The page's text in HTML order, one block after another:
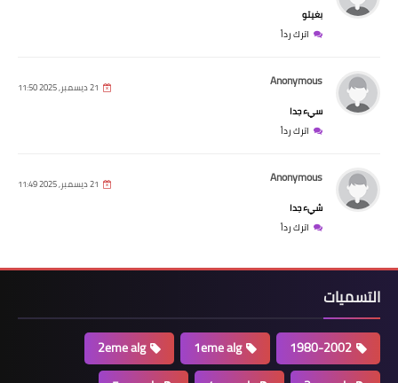
بغيتو
اترك رداً
Anonymous 21 ديسمبر, 2025 11:50
سيء جدا
اترك رداً
Anonymous 21 ديسمبر, 2025 11:49
شيء جدا
اترك رداً
التسميات
1980-2002
1eme alg
2eme alg